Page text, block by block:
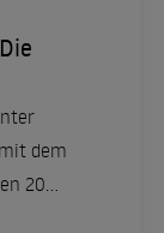
dem
20